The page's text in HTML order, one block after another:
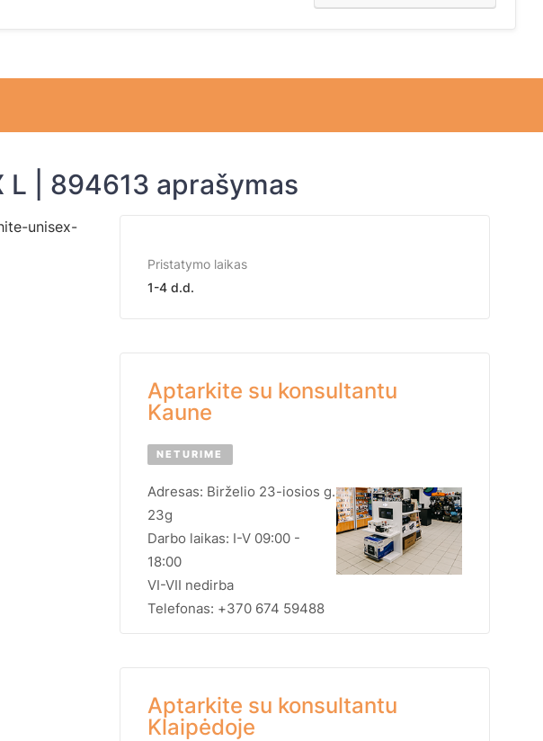
L | 894613 aprašymas
unisex-
Pristatymo laikas
1-4 d.d.
Aptarkite su konsultantu
Kaune
NETURIME
Adresas: Birželio 23-iosios g.
23g
Darbo laikas: I-V 09:00 -
18:00
VI-VII nedirba
Telefonas: +370 674 59488
Aptarkite su konsultantu
Klaipėdoje